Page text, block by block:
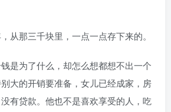
那三千块里，一点一点存下来的。
为了什么，却怎么想都想不出一个
大的开销要准备，女儿已经成家，房
有贷款。他也不是喜欢享受的人，吃